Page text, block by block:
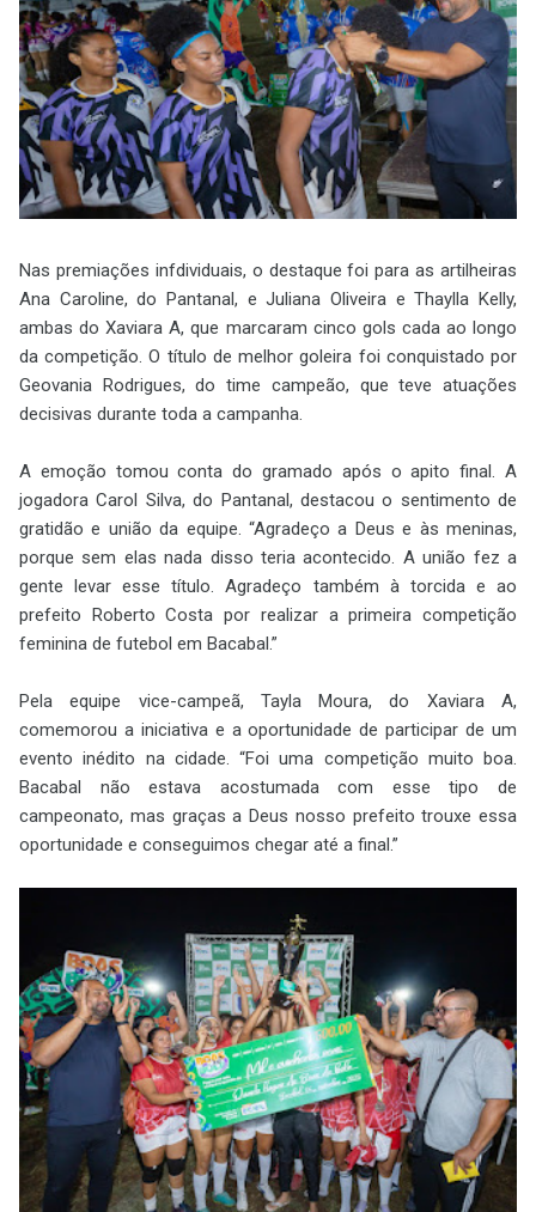
Nas premiações infdividuais, o destaque foi para as artilheiras
Ana Caroline, do Pantanal, e Juliana Oliveira e Thaylla Kelly,
ambas do Xaviara A, que marcaram cinco gols cada ao longo
da competição. O título de melhor goleira foi conquistado por
Geovania Rodrigues, do time campeão, que teve atuações
decisivas durante toda a campanha.
A emoção tomou conta do gramado após o apito final. A
jogadora Carol Silva, do Pantanal, destacou o sentimento de
gratidão e união da equipe. “Agradeço a Deus e às meninas,
porque sem elas nada disso teria acontecido. A união fez a
gente levar esse título. Agradeço também à torcida e ao
prefeito Roberto Costa por realizar a primeira competição
feminina de futebol em Bacabal.”
Pela equipe vice-campeã, Tayla Moura, do Xaviara A,
comemorou a iniciativa e a oportunidade de participar de um
evento inédito na cidade. “Foi uma competição muito boa.
Bacabal não estava acostumada com esse tipo de
campeonato, mas graças a Deus nosso prefeito trouxe essa
oportunidade e conseguimos chegar até a final.”